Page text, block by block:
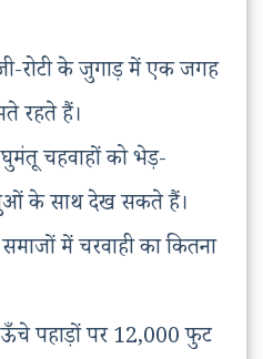
रोटी के जुगाड़ में एक जगह
रहते हैं।
चहवाहों को भेड़-
के साथ देख सकते हैं।
में चरवाही का कितना
पहाड़ों पर 12,000 फुट